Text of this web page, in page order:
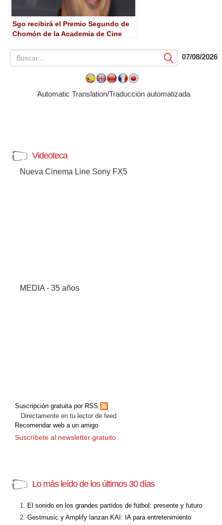
Sgo recibirá el Premio Segundo de
Chomón de la Academia de Cine
Submit07/08/2026
Automatic Translation/Traducción automatizada
Videoteca
Nueva Cinema Line Sony FX5
MEDIA - 35 años
Suscripción gratuita por RSS
Directamente en tu lector de feed
Recomendar web a un amigo
Suscríbete al newsletter gratuito
Lo más leído de los últimos 30 días
El sonido en los grandes partidos de fútbol: presente y futuro
Gestmusic y Amplify lanzan KAI: IA para entretenimiento